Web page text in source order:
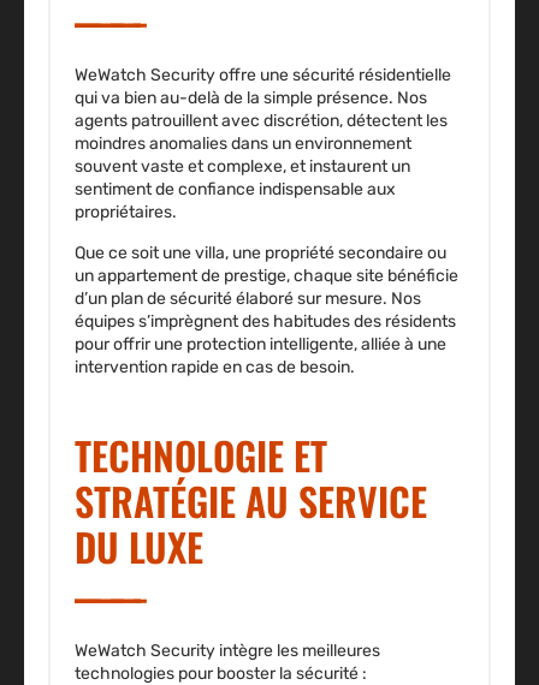
WeWatch Security offre une sécurité résidentielle
qui va bien au-delà de la simple présence. Nos
agents patrouillent avec discrétion, détectent les
moindres anomalies dans un environnement
souvent vaste et complexe, et instaurent un
sentiment de confiance indispensable aux
propriétaires.
Que ce soit une villa, une propriété secondaire ou
un appartement de prestige, chaque site bénéficie
d’un plan de sécurité élaboré sur mesure. Nos
équipes s’imprègnent des habitudes des résidents
pour offrir une protection intelligente, alliée à une
intervention rapide en cas de besoin.
TECHNOLOGIE ET
STRATÉGIE AU SERVICE
DU LUXE
WeWatch Security intègre les meilleures
technologies pour booster la sécurité :